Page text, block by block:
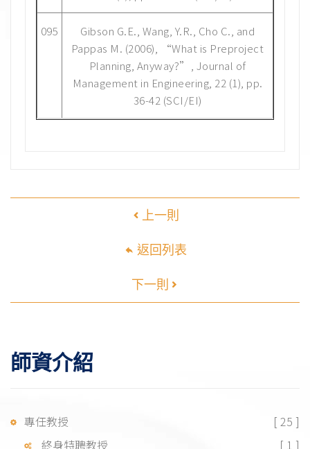
095
Gibson G.E., Wang, Y.R., Cho C., and
Pappas M. (2006), “What is Preproject
Planning, Anyway?”, Journal of
Management in Engineering, 22 (1), pp.
36-42 (SCI/EI)
上一則
返回列表
下一則
師資介紹
專任教授
[ 25 ]
終身特聘教授
[ 1 ]